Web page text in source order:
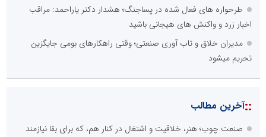
طرحواره های فعال شده در پساجنگ؛ هشدار دکتر یاراحمد: مراقب
اخبار زرد و واکنش های هیجانی باشید
مدیران خلاق و تاب آوری صنعتی؛ وقتی راهکارهای بومی جایگزین
تحریم میشود
::آخرین مطالب
صنعت چوب؛ هنر، خلاقیت و اشتغال در کنار هم، که برای بقا نیازمند